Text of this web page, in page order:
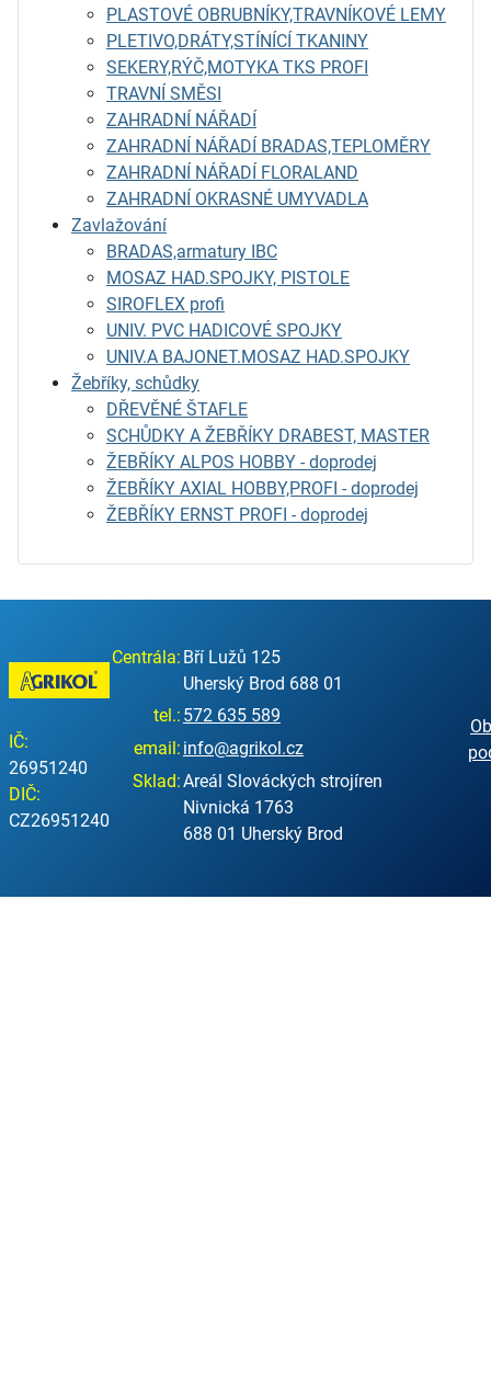
PLASTOVÉ OBRUBNÍKY,TRAVNÍKOVÉ LEMY
PLETIVO,DRÁTY,STÍNÍCÍ TKANINY
SEKERY,RÝČ,MOTYKA TKS PROFI
TRAVNÍ SMĚSI
ZAHRADNÍ NÁŘADÍ
ZAHRADNÍ NÁŘADÍ BRADAS,TEPLOMĚRY
ZAHRADNÍ NÁŘADÍ FLORALAND
ZAHRADNÍ OKRASNÉ UMYVADLA
Zavlažování
BRADAS,armatury IBC
MOSAZ HAD.SPOJKY, PISTOLE
SIROFLEX profi
UNIV. PVC HADICOVÉ SPOJKY
UNIV.A BAJONET.MOSAZ HAD.SPOJKY
Žebříky, schůdky
DŘEVĚNÉ ŠTAFLE
SCHŮDKY A ŽEBŘÍKY DRABEST, MASTER
ŽEBŘÍKY ALPOS HOBBY - doprodej
ŽEBŘÍKY AXIAL HOBBY,PROFI - doprodej
ŽEBŘÍKY ERNST PROFI - doprodej
IČ:
26951240
DIČ:
CZ26951240
Centrála: Bří Lužů 125
Uherský Brod 688 01
tel.: 572 635 589
email: info@agrikol.cz
Sklad:Areál Slováckých strojíren
Nivnická 1763
688 01 Uherský Brod